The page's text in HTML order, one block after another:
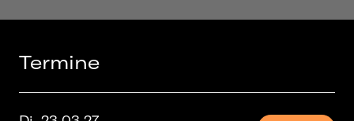
Termine